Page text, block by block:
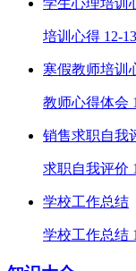
学生心理培训
培训心得 12-13
寒假教师培训
教师心得体会
销售求职自我
求职自我评价
学校工作总结
学校工作总结